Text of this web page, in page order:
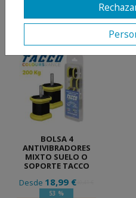
PRODUCTOS
BOLSA 4
ANTIVIBRADORES
MIXTO SUELO O
SOPORTE TACCO
Desde 18,99 €
53 %